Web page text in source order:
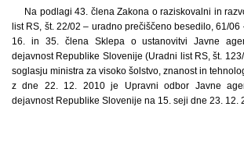
Na podlagi 43. člena Zakona o raziskovalni in
list RS, št. 22/02 – uradno prečiščeno besedilo, 61/
16. in 35. člena Sklepa o ustanovitvi Javne
dejavnost Republike Slovenije (Uradni list RS, št.
soglasju ministra za visoko šolstvo, znanost in
z dne 22. 12. 2010 je Upravni odbor Javne
dejavnost Republike Slovenije na 15. seji dne 23. 12.